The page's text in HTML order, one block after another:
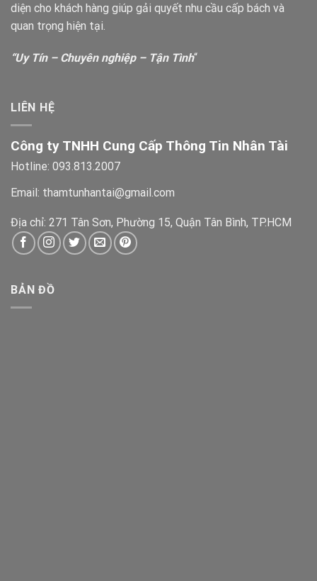
diện cho khách hàng giúp gải quyết nhu cầu cấp bách và
quan trọng hiện tại.
“Uy Tín – Chuyên nghiệp – Tận Tình“
LIÊN HỆ
Công ty TNHH Cung Cấp Thông Tin Nhân Tài
Hotline: 093.813.2007
Email: thamtunhantai@gmail.com
Địa chỉ: 271 Tân Sơn, Phường 15, Quận Tân Bình, TP.HCM
BẢN ĐỒ